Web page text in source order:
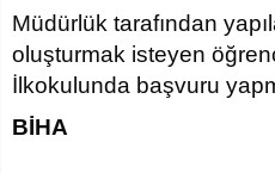
Müdürlük tarafından
oluşturmak isteyen
İlkokulunda başvuru
BİHA